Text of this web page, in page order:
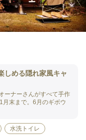
しめる隠れ家風キャ
ーナーさんがすべて手作
月末まで。6月のギボウ
水洗トイレ